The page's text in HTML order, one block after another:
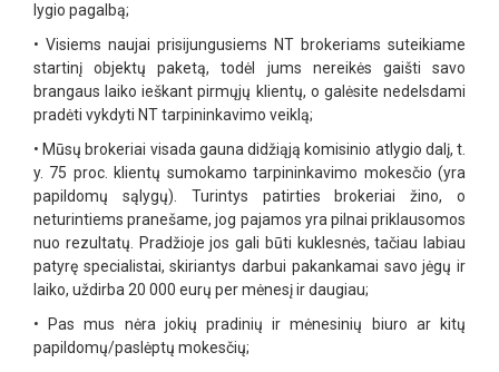
lygio pagalbą;
• Visiems naujai prisijungusiems NT brokeriams suteikiame
startinį objektų paketą, todėl jums nereikės gaišti savo
brangaus laiko ieškant pirmųjų klientų, o galėsite nedelsdami
pradėti vykdyti NT tarpininkavimo veiklą;
• Mūsų brokeriai visada gauna didžiąją komisinio atlygio dalį, t.
y. 75 proc. klientų sumokamo tarpininkavimo mokesčio (yra
papildomų sąlygų). Turintys patirties brokeriai žino, o
neturintiems pranešame, jog pajamos yra pilnai priklausomos
nuo rezultatų. Pradžioje jos gali būti kuklesnės, tačiau labiau
patyrę specialistai, skiriantys darbui pakankamai savo jėgų ir
laiko, uždirba 20 000 eurų per mėnesį ir daugiau;
•
Pas mus nėra jokių pradinių ir mėnesinių biuro ar kitų
papildomų/paslėptų mokesčių;